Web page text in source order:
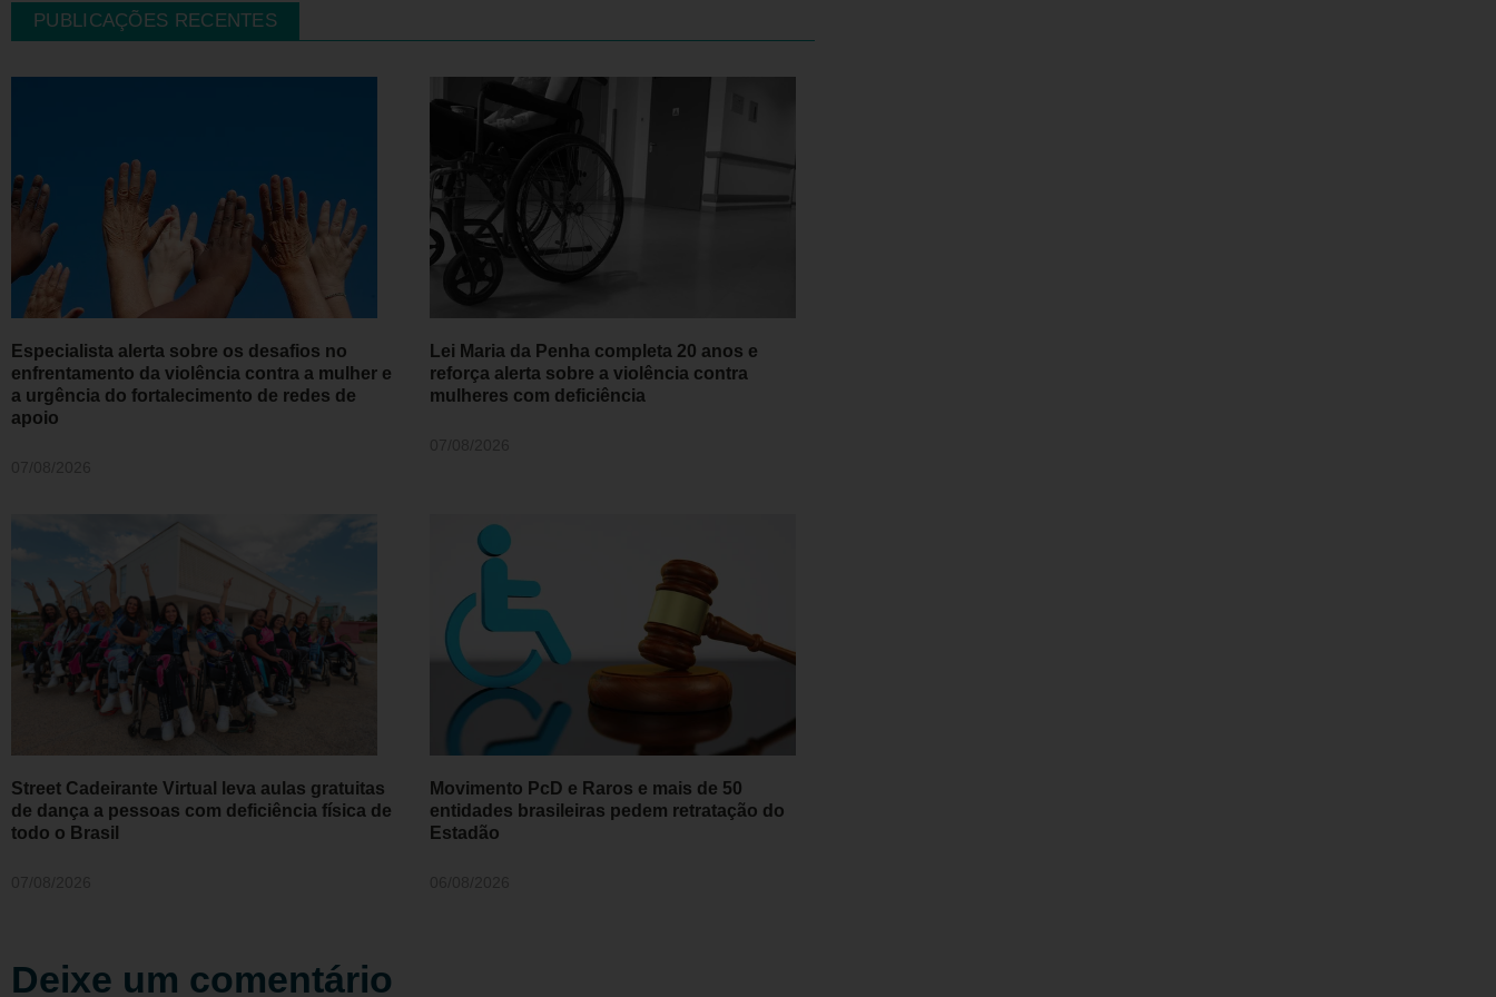
PUBLICAÇÕES RECENTES
Especialista alerta sobre os desafios no
enfrentamento da violência contra a mulher e
a urgência do fortalecimento de redes de
apoio
Lei Maria da Penha completa 20 anos e
reforça alerta sobre a violência contra
mulheres com deficiência
Street Cadeirante Virtual leva aulas gratuitas
de dança a pessoas com deficiência física de
todo o Brasil
Movimento PcD e Raros e mais de 50
entidades brasileiras pedem retratação do
Estadão
Deixe um comentário